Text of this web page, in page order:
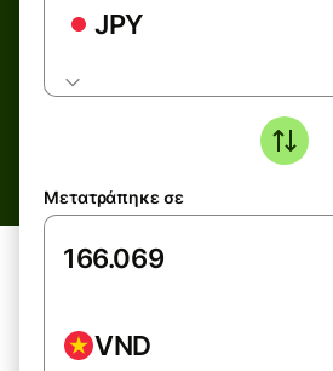
JPY
Μετατράπηκε σε
VND